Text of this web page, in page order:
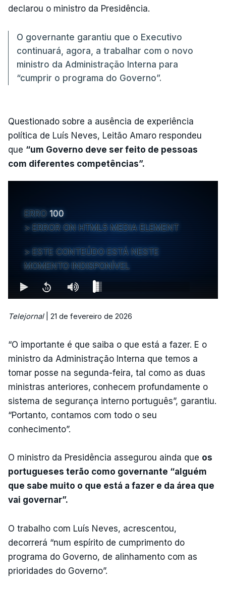
declarou o ministro da Presidência.
O governante garantiu que o Executivo
continuará, agora, a trabalhar com o novo
ministro da Administração Interna para
“cumprir o programa do Governo”.
Questionado sobre a ausência de experiência
política de Luís Neves, Leitão Amaro respondeu
que “um Governo deve ser feito de pessoas
com diferentes competências”.
ERRO 100
ERROR ON HTML5 MEDIA ELEMENT
ESTE CONTEÚDO ESTÁ NESTE
MOMENTO INDISPONÍVEL
Telejornal| 21 de fevereiro de 2026
“O importante é que saiba o que está a fazer. E o
ministro da Administração Interna que temos a
tomar posse na segunda-feira, tal como as duas
ministras anteriores, conhecem profundamente o
sistema de segurança interno português”, garantiu.
“Portanto, contamos com todo o seu
conhecimento”.
O ministro da Presidência assegurou ainda que os
portugueses terão como governante “alguém
que sabe muito o que está a fazer e da área que
vai governar”.
O trabalho com Luís Neves, acrescentou,
decorrerá “num espírito de cumprimento do
programa do Governo, de alinhamento com as
prioridades do Governo”.